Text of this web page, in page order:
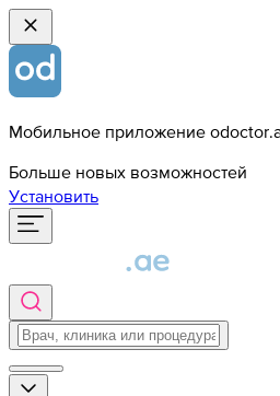
Мобильное приложение
Больше новых возможностей
Установить